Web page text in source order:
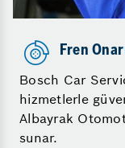
Fren
Bosch Car
hizmetlerle
Albayrak
sunar.